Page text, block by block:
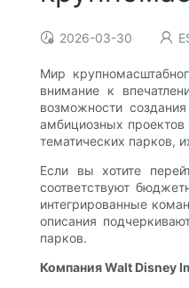
2026-03-30
Мир
внимание к
возможности
амбициозных
тематических парков,
Если вы хотите
соответствуют
интегрированные
описания
парков.
Компания Walt Disney